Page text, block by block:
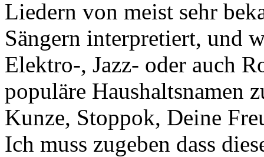
Liedern von meist sehr
Sängern interpretiert, und
Elektro-, Jazz- oder auch
populäre Haushaltsnamen
Kunze, Stoppok, Deine
Ich muss zugeben dass